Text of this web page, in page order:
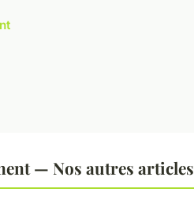
— Nos autres articles